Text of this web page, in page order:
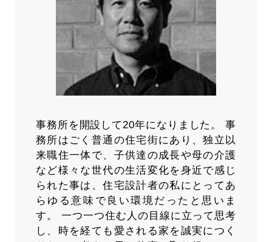
事務所を開設して20年になりました。 事
務所はごく普通の住宅街にあり、独立以
来職住一体で、子供達の成長や母の介護
など様々な世代の生活変化を身近で感じ
られた事は、住宅設計者の私にとってあ
らゆる意味で良い環境だったと思いま
す。 一つ一つ住む人の目線に立って思考
し、時を経ても愛される家を誠実につく